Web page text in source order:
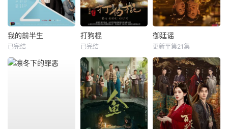
我的前半生
已完结
打狗棍
已完结
御廷谣
更新至第21集